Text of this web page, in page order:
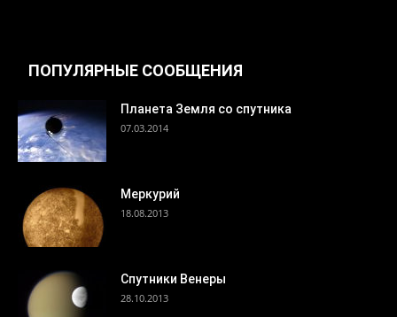
ПОПУЛЯРНЫЕ СООБЩЕНИЯ
Планета Земля со спутника
07.03.2014
Меркурий
18.08.2013
Спутники Венеры
28.10.2013